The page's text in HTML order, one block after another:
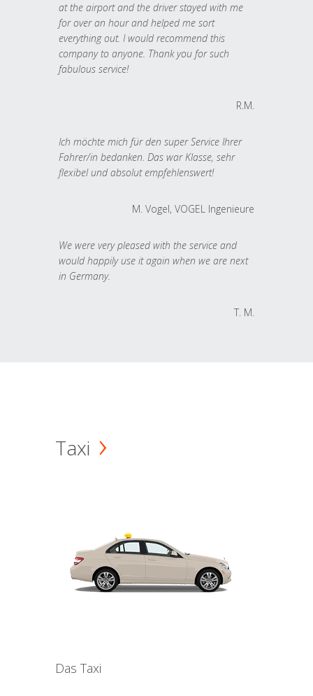
at the airport and the driver stayed with me
for over an hour and helped me sort
everything out. I would recommend this
company to anyone. Thank you for such
fabulous service!
R.M.
Ich möchte mich für den super Service Ihrer
Fahrer/in bedanken. Das war Klasse, sehr
flexibel und absolut empfehlenswert!
M. Vogel, VOGEL Ingenieure
We were very pleased with the service and
would happily use it again when we are next
in Germany.
T. M.
Taxi
Das Taxi